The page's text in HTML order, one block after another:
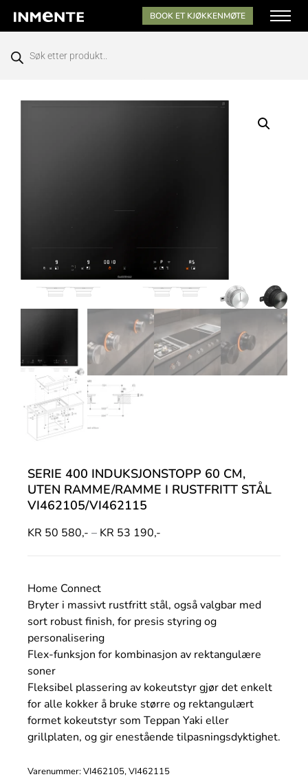
BOOK ET KJØKKENMØTE
SERIE 400 INDUKSJONSTOPP 60 CM,
UTEN RAMME/RAMME I RUSTFRITT STÅL
VI462105/VI462115
KR 50 580,- – KR 53 190,-
Home Connect
Bryter i massivt rustfritt stål, også valgbar med
sort robust finish, for presis styring og
personalisering
Flex-funksjon for kombinasjon av rektangulære
soner
Fleksibel plassering av kokeutstyr gjør det enkelt
for alle kokker å bruke større og rektangulært
formet kokeutstyr som Teppan Yaki eller
grillplaten, og gir enestående tilpasningsdyktighet.
Varenummer: VI462105, VI462115